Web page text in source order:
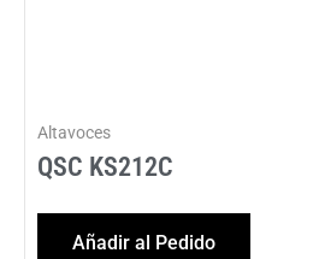
Altavoces
QSC KS212C
Añadir al Pedido